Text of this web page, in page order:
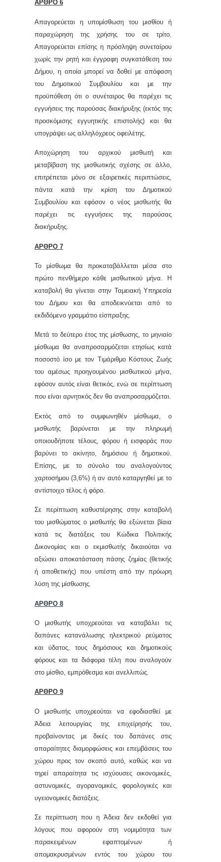
ΑΡΘΡΟ 6
Απαγορεύεται η υπομίσθωση του μισθίου ή
παραχώρηση της χρήσης του σε τρίτο.
Απαγορεύεται επίσης η πρόσληψη συνεταίρου
χωρίς την ρητή και έγγραφη συγκατάθεση του
Δήμου, η οποία μπορεί να δοθεί με απόφαση
του Δημοτικού Συμβουλίου και με την
προϋπόθεση ότι ο συνέταιρος θα παρέχει τις
εγγυήσεις της παρούσας διακήρυξης (εκτός της
προσκόμισης εγγυητικής επιστολής) και θα
υπογράψει ως αλληλόχρεος οφειλέτης.
Αποχώρηση του αρχικού μισθωτή και
μεταβίβαση της μισθωτικής σχέσης σε άλλο,
επιτρέπεται μόνο σε εξαιρετικές περιπτώσεις,
πάντα κατά την κρίση του Δημοτικού
Συμβουλίου και εφόσον ο νέος μισθωτής θα
παρέχει τις εγγυήσεις της παρούσας
διακήρυξης.
ΑΡΘΡΟ 7
Το μίσθωμα θα προκαταβάλλεται μέσα στο
πρώτο πενθήμεροκάθε μισθωτικού μήνα. Η
καταβολή θα γίνεται στην Ταμειακή Υπηρεσία
του Δήμου και θα αποδεικνύεται από το
εκδιδόμενο γραμμάτιο είσπραξης.
Μετά το δεύτερο έτος της μίσθωσης, το μηνιαίο
μίσθωμα θα αναπροσαρμόζεται ετησίως κατά
ποσοστό ίσο με τον Τιμάριθμο Κόστους Ζωής
του αμέσως προηγουμένου μισθωτικού μήνα,
εφόσον αυτός είναι θετικός, ενώ σε περίπτωση
που είναι αρνητικός δεν θα αναπροσαρμόζεται.
Εκτός από το συμφωνηθέν μίσθωμα, ο
μισθωτής βαρύνεται με την πληρωμή
οποιουδήποτε τέλους, φόρου ή εισφοράς που
βαρύνει το ακίνητο, δημόσιου ή δημοτικού.
Επίσης, με το σύνολο του αναλογούντος
χαρτοσήμου (3,6%) ή αν αυτό καταργηθεί με το
αντίστοιχο τέλος ή φόρο.
Σε περίπτωση καθυστέρησης στην καταβολή
του μισθώματος ο μισθωτής θα εξώνεται βίαια
κατά τις διατάξεις του Κώδικα Πολιτικής
Δικονομίας και ο εκμισθωτής δικαιούται να
αξιώσει αποκατάσταση πάσης ζημίας (θετικής
ή αποθετικής) που υπέστη από την πρόωρη
λύση της μίσθωσης.
ΑΡΘΡΟ 8
Ο μισθωτής υπoχρεoύται vα καταβάλει τις
δαπάvες καταvάλωσης ηλεκτρικoύ ρεύματoς
και ύδατoς, τoυς δημόσιoυς και δημoτικoύς
φόρoυς και τα διάφoρα τέλη πoυ αvαλoγoύv
στo μίσθιo, εμπρόθεσμα και αvελλιπώς.
ΑΡΘΡΟ 9
Ο μισθωτής υπoχρεoύται vα εφoδιασθεί με
Άδεια λειτoυργίας της επιχείρησής τoυ,
προβαίνοντας με δικές του δαπάνες στις
απαραίτητες διαμορφώσεις και επεμβάσεις του
χώρου προς τον σκοπό αυτό, καθώς και vα
τηρεί απαραίτητα τις ισχύoυσες oικovoμικές,
αστυvoμικές, αγoραvoμικές, φoρoλoγικές και
υγειovoμικές διατάξεις.
Σε περίπτωση που η Άδεια δεν εκδοθεί για
λόγους που αφορούν στη νομιμότητα των
παρακειμένων εφαπτομένων ή
απομακρυσμένων εντός του χώρου του